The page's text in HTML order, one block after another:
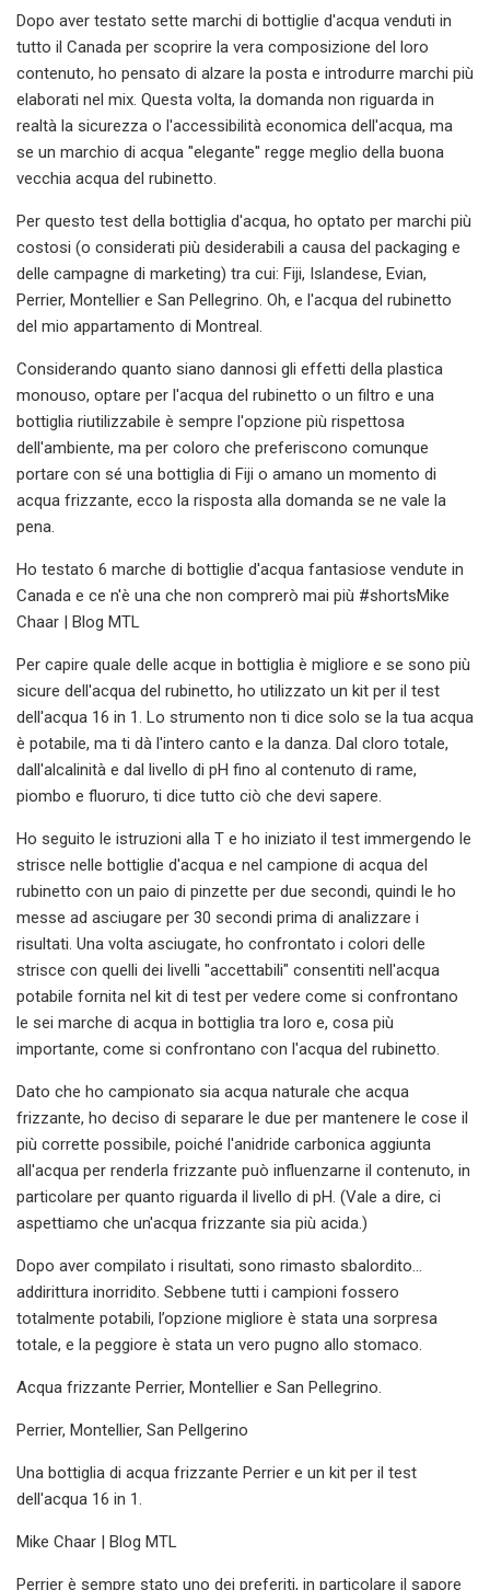
Dopo aver testato sette marchi di bottiglie d'acqua venduti in
tutto il Canada per scoprire la vera composizione del loro
contenuto, ho pensato di alzare la posta e introdurre marchi più
elaborati nel mix. Questa volta, la domanda non riguarda in
realtà la sicurezza o l'accessibilità economica dell'acqua, ma
se un marchio di acqua "elegante" regge meglio della buona
vecchia acqua del rubinetto.
Per questo test della bottiglia d'acqua, ho optato per marchi più
costosi (o considerati più desiderabili a causa del packaging e
delle campagne di marketing) tra cui: Fiji, Islandese, Evian,
Perrier, Montellier e San Pellegrino. Oh, e l'acqua del rubinetto
del mio appartamento di Montreal.
Considerando quanto siano dannosi gli effetti della plastica
monouso, optare per l'acqua del rubinetto o un filtro e una
bottiglia riutilizzabile è sempre l'opzione più rispettosa
dell'ambiente, ma per coloro che preferiscono comunque
portare con sé una bottiglia di Fiji o amano un momento di
acqua frizzante, ecco la risposta alla domanda se ne vale la
pena.
Ho testato 6 marche di bottiglie d'acqua fantasiose vendute in
Canada e ce n'è una che non comprerò mai più #shortsMike
Chaar | Blog MTL
Per capire quale delle acque in bottiglia è migliore e se sono più
sicure dell'acqua del rubinetto, ho utilizzato un kit per il test
dell'acqua 16 in 1. Lo strumento non ti dice solo se la tua acqua
è potabile, ma ti dà l'intero canto e la danza. Dal cloro totale,
dall'alcalinità e dal livello di pH fino al contenuto di rame,
piombo e fluoruro, ti dice tutto ciò che devi sapere.
Ho seguito le istruzioni alla T e ho iniziato il test immergendo le
strisce nelle bottiglie d'acqua e nel campione di acqua del
rubinetto con un paio di pinzette per due secondi, quindi le ho
messe ad asciugare per 30 secondi prima di analizzare i
risultati. Una volta asciugate, ho confrontato i colori delle
strisce con quelli dei livelli "accettabili" consentiti nell'acqua
potabile fornita nel kit di test per vedere come si confrontano
le sei marche di acqua in bottiglia tra loro e, cosa più
importante, come si confrontano con l'acqua del rubinetto.
Dato che ho campionato sia acqua naturale che acqua
frizzante, ho deciso di separare le due per mantenere le cose il
più corrette possibile, poiché l'anidride carbonica aggiunta
all'acqua per renderla frizzante può influenzarne il contenuto, in
particolare per quanto riguarda il livello di pH. (Vale a dire, ci
aspettiamo che un'acqua frizzante sia più acida.)
Dopo aver compilato i risultati, sono rimasto sbalordito...
addirittura inorridito. Sebbene tutti i campioni fossero
totalmente potabili, l’opzione migliore è stata una sorpresa
totale, e la peggiore è stata un vero pugno allo stomaco.
Acqua frizzante Perrier, Montellier e San Pellegrino.
Perrier, Montellier, San Pellgerino
Una bottiglia di acqua frizzante Perrier e un kit per il test
dell'acqua 16 in 1.
Mike Chaar | Blog MTL
Perrier è sempre stato uno dei preferiti, in particolare il sapore